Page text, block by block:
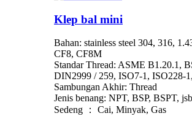
Klep bal mini
Bahan: stainless steel 304, 316,
CF8, CF8M
Standar Thread: ASME B1.20.1,
DIN2999 / 259, ISO7-1, ISO228-
Sambungan Akhir: Thread
Jenis benang: NPT, BSP, BSPT,
Sedeng ： Cai, Minyak, Gas